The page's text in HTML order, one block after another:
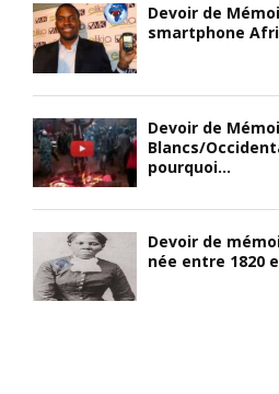
Devoir de
smartphone
Devoir de
Blancs/
pourquoi...
Devoir de
née entre 1820